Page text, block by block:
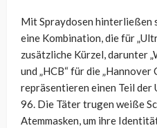
Mit Spraydosen hinterließen
eine Kombination, die für
zusätzliche Kürzel, darunter
und „HCB“ für die „Hannover
repräsentieren einen Teil der
96. Die Täter trugen weiße
Atemmasken, um ihre